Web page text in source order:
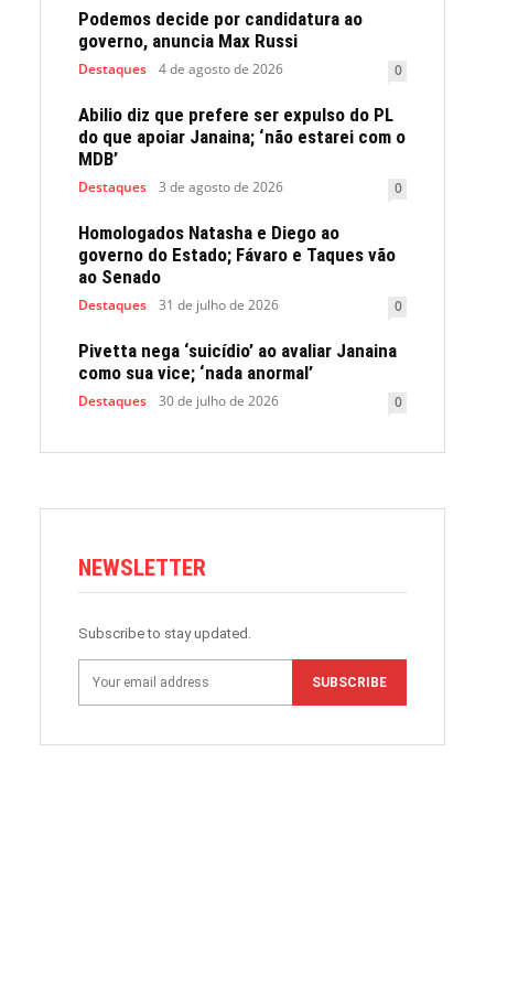
Podemos decide por candidatura ao
governo, anuncia Max Russi
Destaques 4 de agosto de 2026 0
Abilio diz que prefere ser expulso do PL
do que apoiar Janaina; ‘não estarei com o
MDB’
Destaques 3 de agosto de 2026 0
Homologados Natasha e Diego ao
governo do Estado; Fávaro e Taques vão
ao Senado
Destaques 31 de julho de 2026 0
Pivetta nega ‘suicídio’ ao avaliar Janaina
como sua vice; ‘nada anormal’
Destaques 30 de julho de 2026 0
NEWSLETTER
Subscribe to stay updated.
SUBSCRIBE